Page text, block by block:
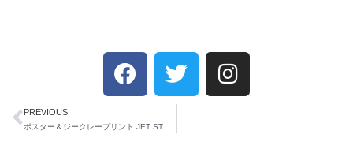
F
a
e
T
w
i
t
I
n
Prev
PREVIOUS